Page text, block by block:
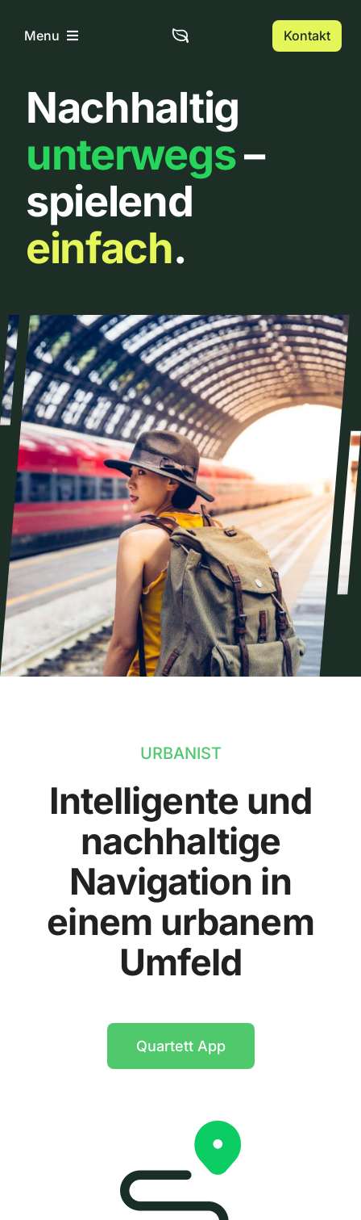
InhaltMenu
Home
Über uns
Urbanlist
Kontakt
Nachhaltig
unterwegs–
spielend
einfach.
URBANIST
Intelligente und
nachhaltige
Navigation in
einem urbanem
Umfeld
Quartett App